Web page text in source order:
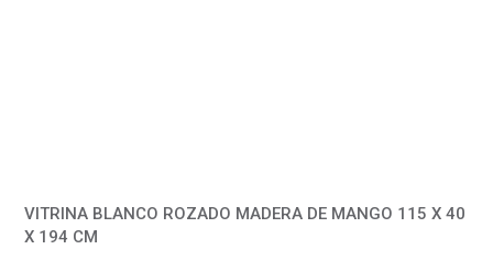
VITRINA BLANCO ROZADO MADERA DE MANGO 115 X 40
X 194 CM